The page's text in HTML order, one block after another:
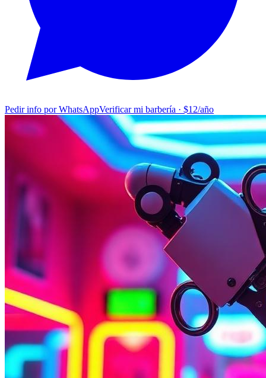
Pedir info por WhatsAppVerificar mi barbería · $12/año